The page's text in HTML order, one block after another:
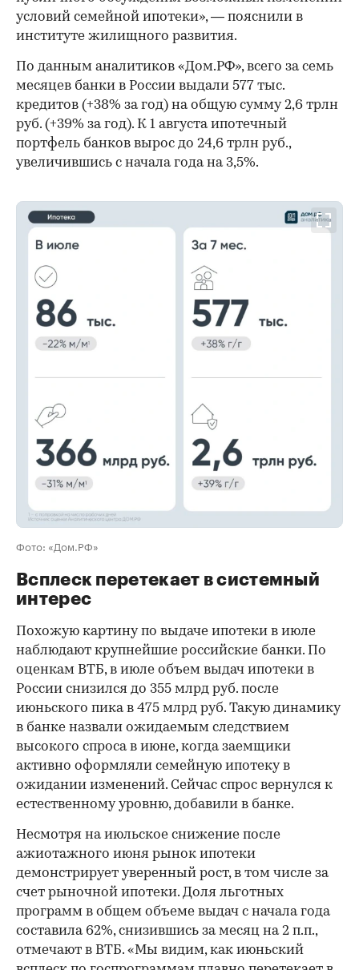
условий семейной ипотеки», — пояснили в
институте жилищного развития.
По данным аналитиков «Дом.РФ», всего за семь
месяцев банки в России выдали 577 тыс.
кредитов (+38% за год) на общую сумму 2,6 трлн
руб. (+39% за год). К 1 августа ипотечный
портфель банков вырос до 24,6 трлн руб.,
увеличившись с начала года на 3,5%.
Фото: «Дом.РФ»
Всплеск перетекает в системный
интерес
Похожую картину по выдаче ипотеки в июле
наблюдают крупнейшие российские банки. По
оценкам ВТБ, в июле объем выдач ипотеки в
России снизился до 355 млрд руб. после
июньского пика в 475 млрд руб. Такую динамику
в банке назвали ожидаемым следствием
высокого спроса в июне, когда заемщики
активно оформляли семейную ипотеку в
ожидании изменений. Сейчас спрос вернулся к
естественному уровню, добавили в банке.
Несмотря на июльское снижение после
ажиотажного июня рынок ипотеки
демонстрирует уверенный рост, в том числе за
счет рыночной ипотеки. Доля льготных
программ в общем объеме выдач с начала года
составила 62%, снизившись за месяц на 2 п.п.,
отмечают в ВТБ. «Мы видим, как июньский